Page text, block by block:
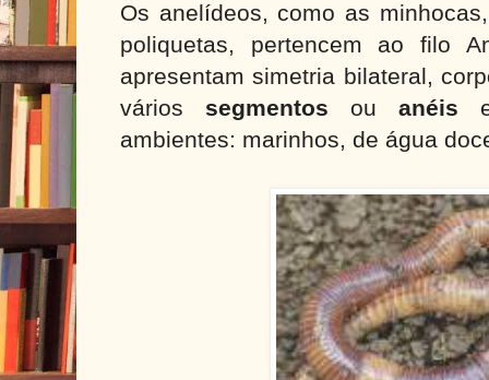
Os anelídeos, como as
poliquetas, pertencem ao filo
apresentam simetria bilateral,
vários segmentos ou anéis
ambientes: marinhos, de água